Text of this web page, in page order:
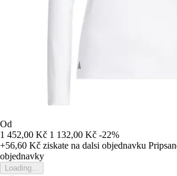
Od
1 452,00 Kč 1 132,00 Kč -22%
+56,60 Kč ziskate na dalsi objednavku
objednavky
Loading...